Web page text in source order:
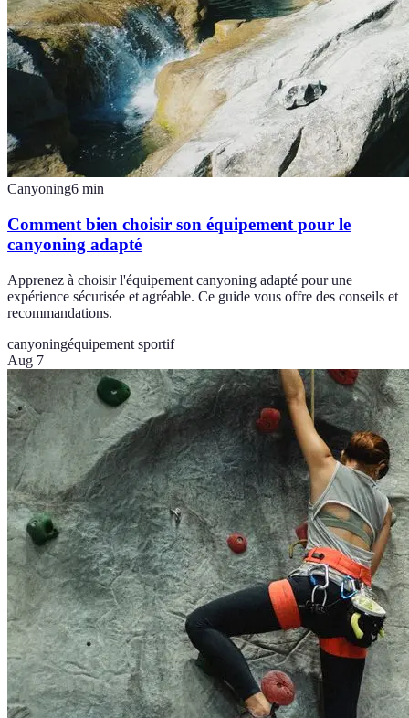
Canyoning6 min
Comment bien choisir son équipement pour le
canyoning adapté
Apprenez à choisir l'équipement canyoning adapté pour une
expérience sécurisée et agréable. Ce guide vous offre des conseils et
recommandations.
canyoningéquipement sportif
Aug 7